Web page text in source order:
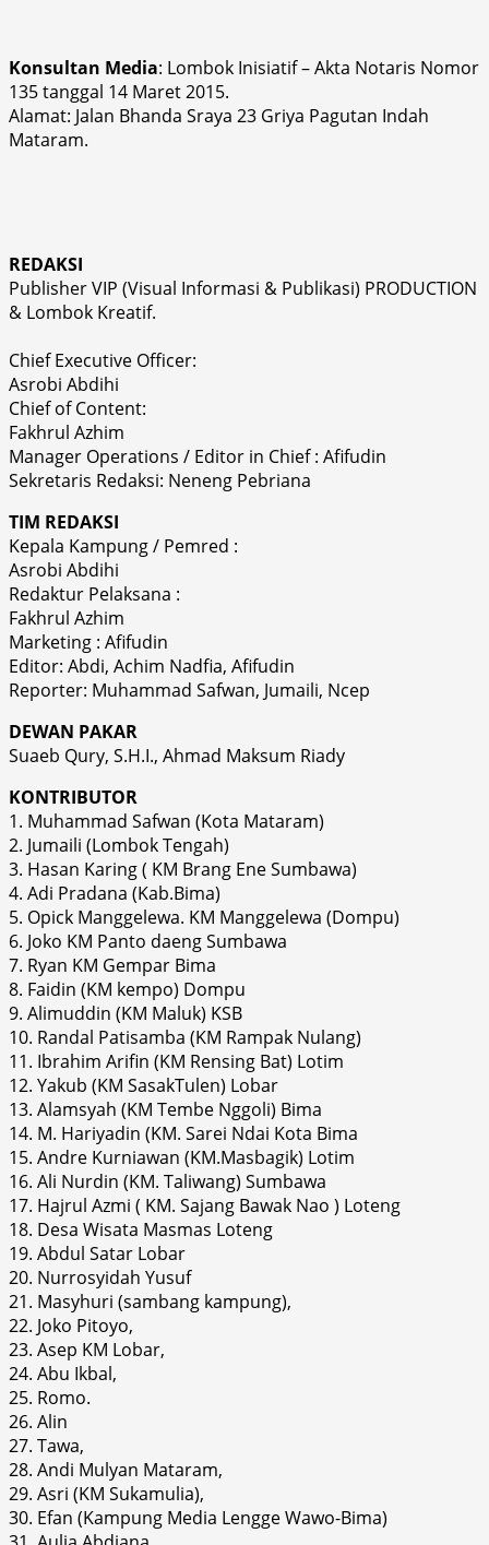
Konsultan Media: Lombok Inisiatif – Akta Notaris Nomor
135 tanggal 14 Maret 2015.
Alamat: Jalan Bhanda Sraya 23 Griya Pagutan Indah
Mataram.
REDAKSI
Publisher VIP (Visual Informasi & Publikasi) PRODUCTION
& Lombok Kreatif.
Chief Executive Officer:
Asrobi Abdihi
Chief of Content:
Fakhrul Azhim
Manager Operations / Editor in Chief : Afifudin
Sekretaris Redaksi: Neneng Pebriana
TIM REDAKSI
Kepala Kampung / Pemred :
Asrobi Abdihi
Redaktur Pelaksana :
Fakhrul Azhim
Marketing : Afifudin
Editor: Abdi, Achim Nadfia, Afifudin
Reporter: Muhammad Safwan, Jumaili, Ncep
DEWAN PAKAR
Suaeb Qury, S.H.I., Ahmad Maksum Riady
KONTRIBUTOR
1. Muhammad Safwan (Kota Mataram)
2. Jumaili (Lombok Tengah)
3. Hasan Karing ( KM Brang Ene Sumbawa)
4. Adi Pradana (Kab.Bima)
5. Opick Manggelewa. KM Manggelewa (Dompu)
6. Joko KM Panto daeng Sumbawa
7. Ryan KM Gempar Bima
8. Faidin (KM kempo) Dompu
9. Alimuddin (KM Maluk) KSB
10. Randal Patisamba (KM Rampak Nulang)
11. Ibrahim Arifin (KM Rensing Bat) Lotim
12. Yakub (KM SasakTulen) Lobar
13. Alamsyah (KM Tembe Nggoli) Bima
14. M. Hariyadin (KM. Sarei Ndai Kota Bima
15. Andre Kurniawan (KM.Masbagik) Lotim
16. Ali Nurdin (KM. Taliwang) Sumbawa
17. Hajrul Azmi ( KM. Sajang Bawak Nao ) Loteng
18. Desa Wisata Masmas Loteng
19. Abdul Satar Lobar
20. Nurrosyidah Yusuf
21. Masyhuri (sambang kampung),
22. Joko Pitoyo,
23. Asep KM Lobar,
24. Abu Ikbal,
25. Romo.
26. Alin
27. Tawa,
28. Andi Mulyan Mataram,
29. Asri (KM Sukamulia),
30. Efan (Kampung Media Lengge Wawo-Bima)